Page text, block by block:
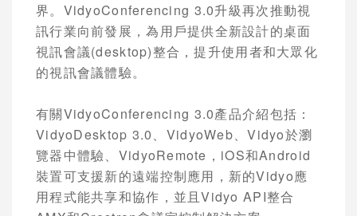
界。 VidyoConferencing 3.0升級再次推動視
訊行業向前發展，為用戶提供全新設計的桌面
視訊會議(desktop)整合，提升使用者和大眾化
的視訊會議體驗。
有關VidyoConferencing 3.0產品介紹包括：
VidyoDesktop 3.0、 VidyoWeb、Vidyo於瀏
覽器中體驗、 VidyoRemote ， iOS和Android
裝置可支援新的遠端控制應用，新的Vidyo應
用程式能共享和協作，並且Vidyo API整合